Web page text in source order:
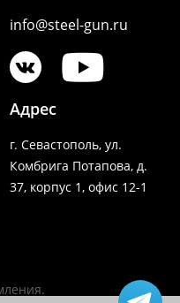
info@steel-gun.ru
Адрес
г. Севастополь, ул.
Комбрига Потапова, д.
37, корпус 1, офис 12-1